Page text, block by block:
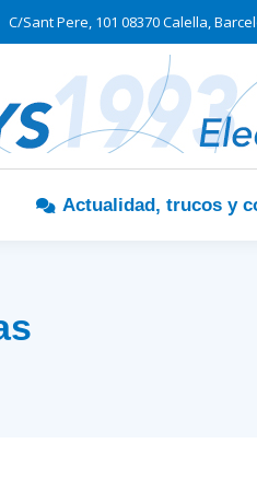
C/Sant Pere, 101 08370 Calella,
Actualidad, trucos y